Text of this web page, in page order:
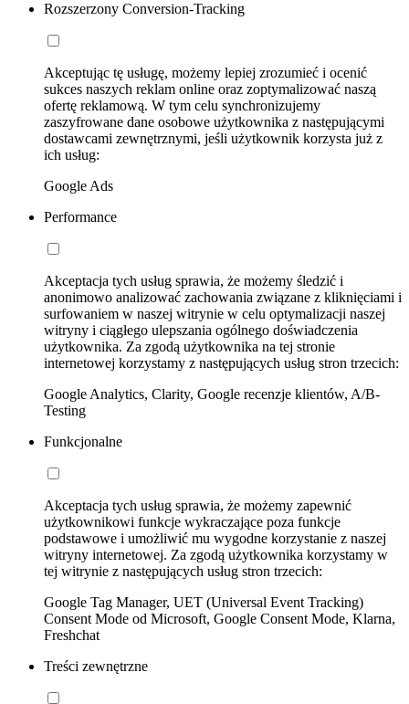
Rozszerzony Conversion-Tracking
Akceptując tę usługę, możemy lepiej zrozumieć i ocenić
sukces naszych reklam online oraz zoptymalizować naszą
ofertę reklamową. W tym celu synchronizujemy
zaszyfrowane dane osobowe użytkownika z następującymi
dostawcami zewnętrznymi, jeśli użytkownik korzysta już z
ich usług:
Google Ads
Performance
Akceptacja tych usług sprawia, że możemy śledzić i
anonimowo analizować zachowania związane z kliknięciami i
surfowaniem w naszej witrynie w celu optymalizacji naszej
witryny i ciągłego ulepszania ogólnego doświadczenia
użytkownika. Za zgodą użytkownika na tej stronie
internetowej korzystamy z następujących usług stron trzecich:
Google Analytics, Clarity, Google recenzje klientów, A/B-
Testing
Funkcjonalne
Akceptacja tych usług sprawia, że możemy zapewnić
użytkownikowi funkcje wykraczające poza funkcje
podstawowe i umożliwić mu wygodne korzystanie z naszej
witryny internetowej. Za zgodą użytkownika korzystamy w
tej witrynie z następujących usług stron trzecich:
Google Tag Manager, UET (Universal Event Tracking)
Consent Mode od Microsoft, Google Consent Mode, Klarna,
Freshchat
Treści zewnętrzne